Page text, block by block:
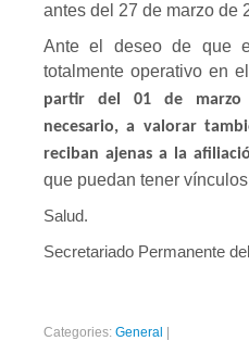
antes del 27 de marzo de
Ante el deseo de que
totalmente operativo en
partir del 01 de marzo
necesario, a valorar
reciban ajenas a la
que puedan tener
Salud.
Secretariado Permanente
Categories: General